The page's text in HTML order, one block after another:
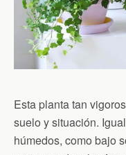
Esta planta tan
suelo y situación.
húmedos, como bajo